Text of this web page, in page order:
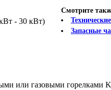
Смотрите
Запасные
или газовыми горелками